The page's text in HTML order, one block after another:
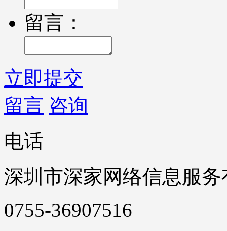
留言：
立即提交
留言 咨询
电话
深圳市深家网络信息服
0755-36907516